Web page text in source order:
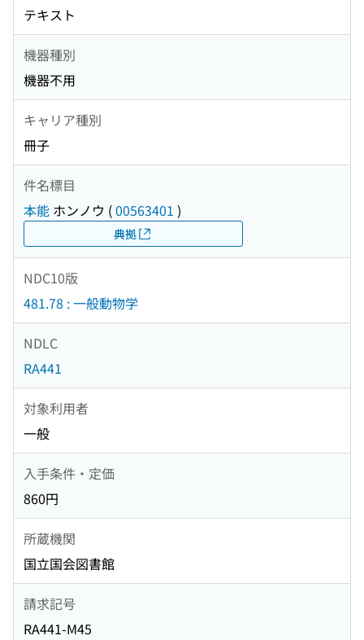
テキスト
機器種別
機器不用
キャリア種別
冊子
件名標目
本能 ホンノウ (00563401 )
典拠
NDC10版
481.78 : 一般動物学
NDLC
RA441
対象利用者
一般
入手条件・定価
860円
所蔵機関
国立国会図書館
請求記号
RA441-M45